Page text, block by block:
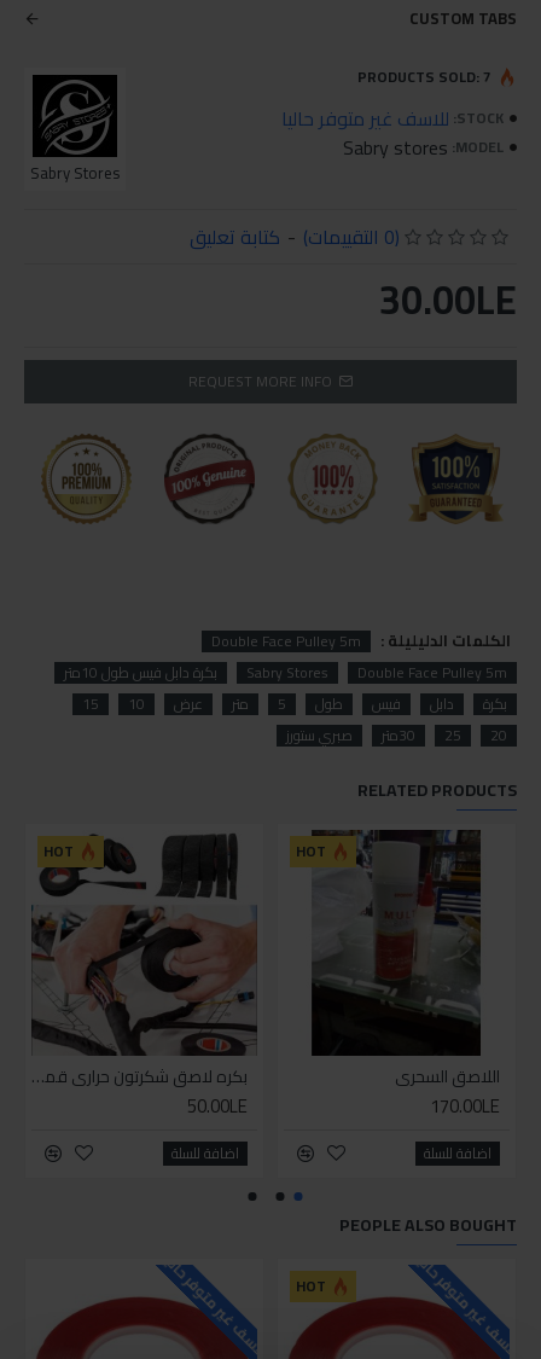
CUSTOM TABS
STOCK: للاسف غير متوفر حاليا
MODEL:
Sabry stores
Sabry Stores
PRODUCTS SOLD: 7
(0 التقييمات) - كتابة تعليق
30.00LE
REQUEST MORE INFO
الكلمات الدليليلة :
Double Face Pulley 5m
Double Face Pulley 5m
Sabry Stores
بكرة دابل فيس طول 10متر
بكرة
دابل فيس طول 5 متر عرض 10
15
20
25 30متر صبري ستورز
RELATED PRODUCTS
HOT
اللاصق السحري
170.00LE
اضافة للسلة
HOT
بكره لاصق شكرتون حراري قماش
50.00LE
اضافة للسلة
PEOPLE ALSO BOUGHT
HOT للاسف غير متوفر حاليا للاسف غير متوفر حاليا